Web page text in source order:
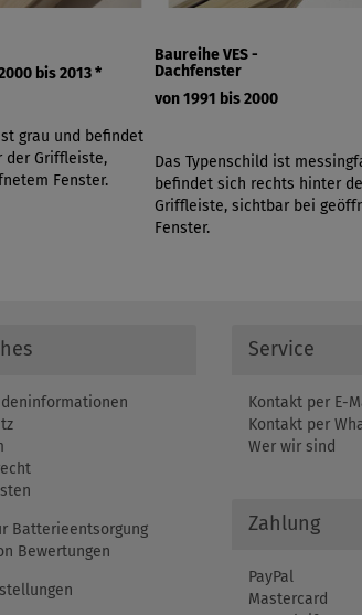
bis 2013 *
grau und befindet
der Griffleiste,
Fenster.
Baureihe VES -
Dachfenster
von 1991 bis 2000
Das Typenschild ist
befindet sich rechts hinter
Griffleiste, sichtbar bei
Fenster.
Batterieentsorgung
Bewertungen
Service
Kontakt per E-
Kontakt per
Wer wir sind
Zahlung
PayPal
Mastercard